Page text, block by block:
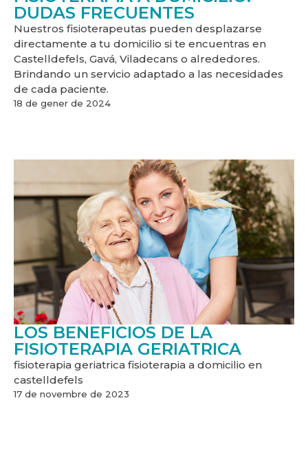
DUDAS FRECUENTES
Nuestros fisioterapeutas pueden desplazarse
directamente a tu domicilio si te encuentras en
Castelldefels, Gavá, Viladecans o alrededores.
Brindando un servicio adaptado a las necesidades
de cada paciente.
18 de gener de 2024
LOS BENEFICIOS DE LA
FISIOTERAPIA GERIATRICA
fisioterapia geriatrica fisioterapia a domicilio en
castelldefels
17 de novembre de 2023